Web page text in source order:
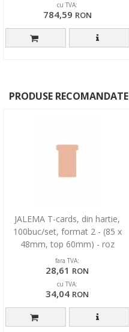
cu TVA:
784,59 RON
PRODUSE RECOMANDATE
JALEMA T-cards, din hartie,
100buc/set, format 2 - (85 x
48mm, top 60mm) - roz
fara TVA:
28,61 RON
cu TVA:
34,04 RON